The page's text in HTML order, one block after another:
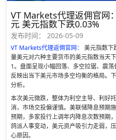
VT Markets代理返佣官网
元 美元指数下跌0.03%
发布时间： 2026-05-09
VT Markets代理返佣官网：
美元指数下
量美元对六种主要货币的美元指数当天
1。盘面呈现小幅回落、多空拉锯、震荡
反映出当下美元市场多空均衡的格局。
分析。
本次美元微跌，整体为利空主导、利好
消，市场交投偏谨慎。美联储降息预期
预期，多家投行上调年内降息次数预期
鸽派人事变动，美元资产吸引力走弱，
心原因。